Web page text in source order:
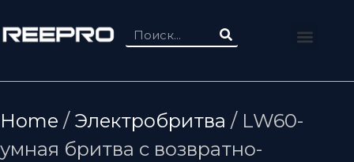
Home / Электробритва / LW60-
умная бритва с возвратно-